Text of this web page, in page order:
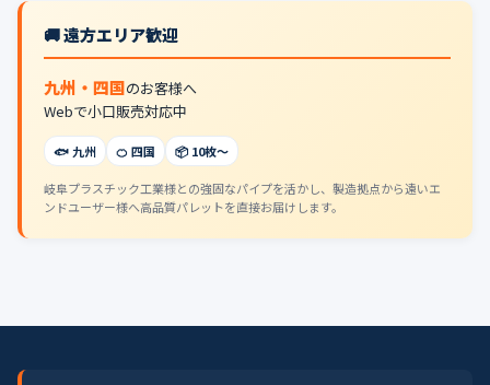
🚚 遠方エリア歓迎
九州・四国のお客様へ
Webで小口販売対応中
🐟 九州 🍊 四国 📦 10枚〜
岐阜プラスチック工業様との強固なパイプを活かし、製造拠点から遠いエ
ンドユーザー様へ高品質パレットを直接お届けします。